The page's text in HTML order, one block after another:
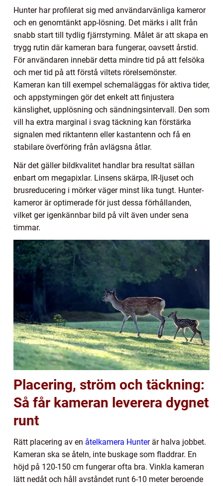
Hunter har profilerat sig med användarvänliga kameror
och en genomtänkt app-lösning. Det märks i allt från
snabb start till tydlig fjärrstyrning. Målet är att skapa en
trygg rutin där kameran bara fungerar, oavsett årstid.
För användaren innebär detta mindre tid på att felsöka
och mer tid på att förstå viltets rörelsemönster.
Kameran kan till exempel schemaläggas för aktiva tider,
och appstyrningen gör det enkelt att finjustera
känslighet, upplösning och sändningsintervall. Den som
vill ha extra marginal i svag täckning kan förstärka
signalen med riktantenn eller kastantenn och få en
stabilare överföring från avlägsna åtlar.
När det gäller bildkvalitet handlar bra resultat sällan
enbart om megapixlar. Linsens skärpa, IR-ljuset och
brusreducering i mörker väger minst lika tungt. Hunter-
kameror är optimerade för just dessa förhållanden,
vilket ger igenkännbar bild på vilt även under sena
timmar.
Placering, ström och täckning:
Så får kameran leverera dygnet
runt
Rätt placering av en åtelkamera Hunterär halva jobbet.
Kameran ska se åteln, inte buskage som fladdrar. En
höjd på 120-150 cm fungerar ofta bra. Vinkla kameran
lätt nedåt och håll avståndet runt 6-10 meter beroende